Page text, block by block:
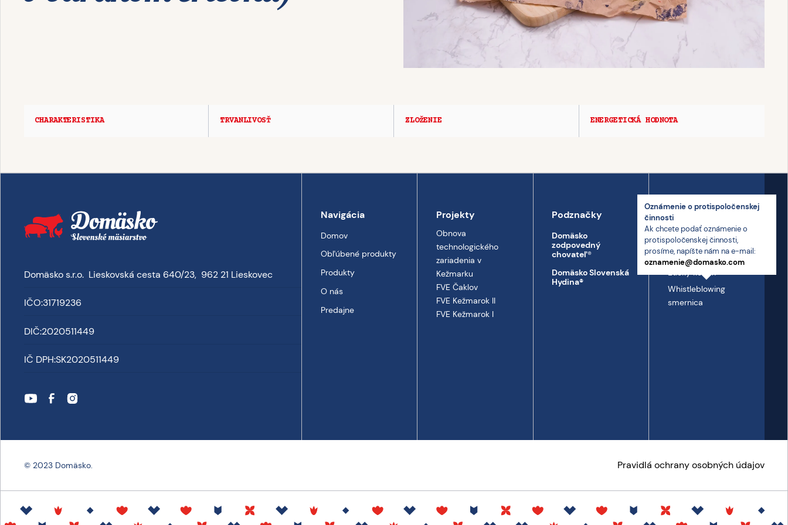
CHARAKTERISTIKA TRVANLIVOSŤ ZLOŽENIE ENERGETICKÁ HODNOTA
Domäsko s.r.o. Lieskovská cesta 640/23, 962 21 Lieskovec
IČO:31719236
DIČ:2020511449
IČ DPH:SK2020511449
Navigácia
Domov
Obľúbené produkty
Produkty
O nás
Predajne
Projekty
Obnova
technologického
zariadenia v
Kežmarku
FVE Čaklov
FVE Kežmarok II
FVE Kežmarok I
Podznačky
Domäsko
zodpovedný
chovateľ®
Domäsko Slovenská
Hydina®
Kontakt
Kontakt
Prepravný poriadok
Etický kódex
Oznámenie o proti­spoločenskej
činnosti
Ak chcete podať oznámenie o
proti­spoločenskej činnosti,
prosíme, napíšte nám na e-mail:
oznamenie@domasko.com
Whistleblowing
smernica
© 2023 Domäsko. Pravidlá ochrany osobných údajov